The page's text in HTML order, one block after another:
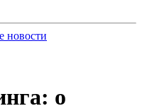
новости
о